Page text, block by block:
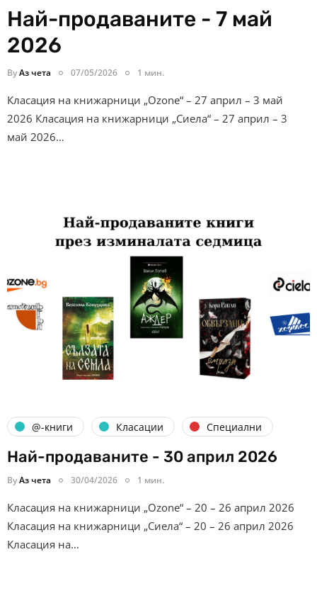
Най-продаваните - 7 май
2026
ByАз чета 07/05/2026 1 мин.
Класация на книжарници „Ozone“ – 27 април – 3 май
2026 Класация на книжарници „Сиела“ – 27 април – 3
май 2026…
@-книги Класации Специални
Най-продаваните - 30 април 2026
ByАз чета 30/04/2026 1 мин.
Класация на книжарници „Ozone“ – 20 – 26 април 2026
Класация на книжарници „Сиела“ – 20 – 26 април 2026
Класация на…